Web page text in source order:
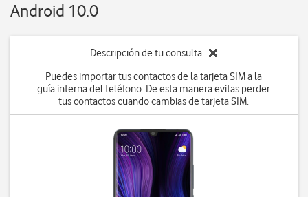
Android 10.0
Descripción de tu consulta
Puedes importar tus contactos de la tarjeta SIM a la
guía interna del teléfono. De esta manera evitas perder
tus contactos cuando cambias de tarjeta SIM.